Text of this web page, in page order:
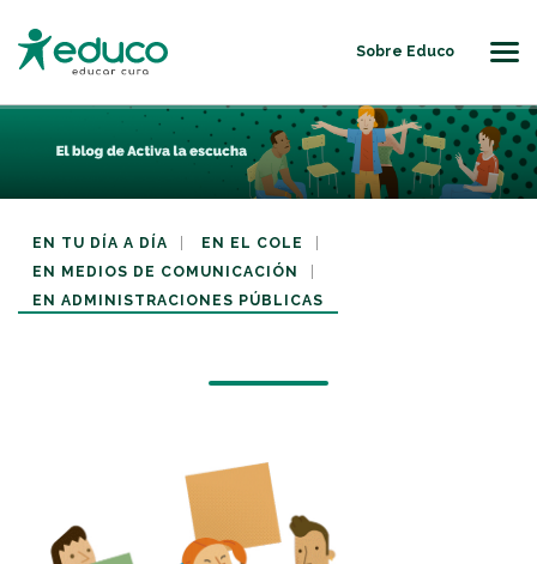
Sobre Educo
EN TU DÍA A DÍA
EN EL COLE
EN MEDIOS DE COMUNICACIÓN
EN ADMINISTRACIONES PÚBLICAS